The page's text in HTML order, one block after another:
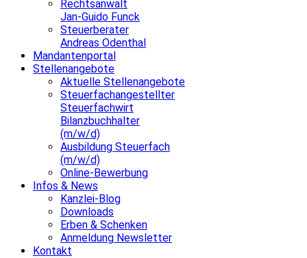
Rechtsanwalt
Jan-Guido Funck
Steuerberater
Andreas Odenthal
Mandantenportal
Stellenangebote
Aktuelle Stellenangebote
Steuerfachangestellter
Steuerfachwirt
Bilanzbuchhalter
(m/w/d)
Ausbildung Steuerfach
(m/w/d)
Online-Bewerbung
Infos & News
Kanzlei-Blog
Downloads
Erben & Schenken
Anmeldung Newsletter
Kontakt